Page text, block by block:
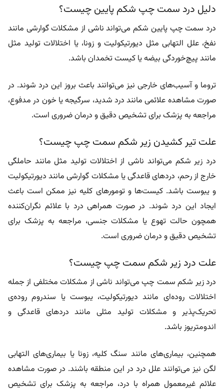
دلیل درد سمت چپ شکم پایین چیست؟
درد سمت چپ پایین شکم می‌تواند ناشی از مشکلات گوارشی مانند
نفخ، علل التهابی مثل دیورتیکولیت و زونا، یا اختلالات تولید مثل
مانند پیچ‌خوردگی بیضه یا کیست تخمدان باشد.
تروما و آسیب‌های خارجی نیز می‌توانند باعث بروز این درد شوند. در
صورت مشاهده علائمی مانند درد شدید، سرگیجه یا خون در مدفوع،
مراجعه به پزشک برای تشخیص دقیق و درمان ضروری است.
علت تیر کشیدن زیر شکم سمت چپ چیست؟
درد زیر شکم می‌تواند ناشی از اختلالات تولید مثل مانند حاملگی
خارج از رحم، دردهای قاعدگی یا مشکلات گوارشی مانند دیورتیکولیت
و یبوست باشد. کیست‌ها و تومورهای کلیه نیز ممکن است باعث
ایجاد این درد شوند. در صورت همراهی درد با علائم نگران‌کننده
همچون حالت تهوع یا مشکلات جنسی، مراجعه به پزشک برای
تشخیص دقیق و درمان ضروری است.
علت درد زیر شکم سمت چپ چیست؟
درد زیر شکم سمت چپ می‌تواند ناشی از مشکلات مختلفی از جمله
اختلالات روده‌ای مانند دیورتیکولیت، یبوست یا سندروم روده‌ی
تحریک‌پذیر و مشکلات تولید مثلی مانند دردهای قاعدگی و
اندومتریوز باشد.
همچنین، بیماری‌های مانند سنگ کلیه، زونا یا بیماری‌های التهابی
لگن نیز می‌توانند علل درد در این منطقه باشند. در صورت مشاهده
علائم غیرمعمول همراه با درد، مراجعه به پزشک برای تشخیص